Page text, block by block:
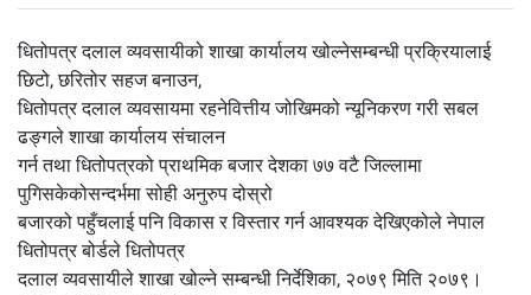
धितोपत्र दलाल व्यवसायीको शाखा कार्यालय खोल्नेसम्बन्धी प्रक्रियालाई
छिटो, छरितोर सहज बनाउन,
धितोपत्र दलाल व्यवसायमा रहनेवित्तीय जोखिमको न्यूनिकरण गरी सबल
ढङ्गले शाखा कार्यालय संचालन
गर्न तथा धितोपत्रको प्राथमिक बजार देशका ७७ वटै जिल्लामा
पुगिसकेकोसन्दर्भमा सोही अनुरुप दोस्रो
बजारको पहुँचलाई पनि विकास र विस्तार गर्न आवश्यक देखिएकोले नेपाल
धितोपत्र बोर्डले धितोपत्र
दलाल व्यवसायीले शाखा खोल्ने सम्बन्धी निर्देशिका, २०७९ मिति २०७९।